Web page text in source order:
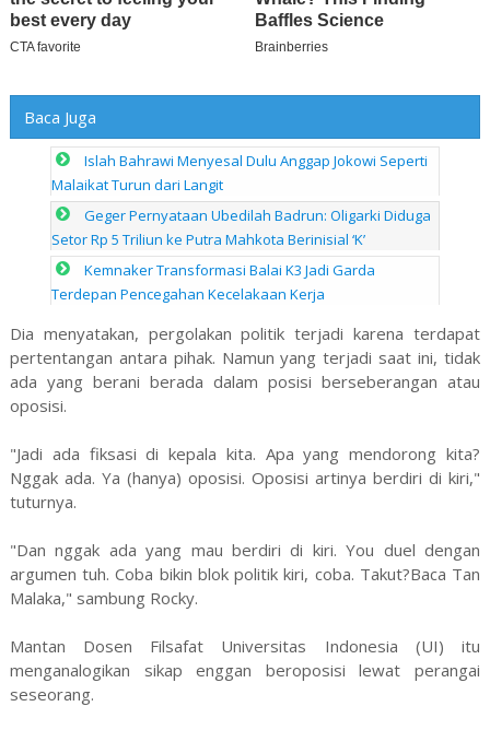
Baca Juga
Islah Bahrawi Menyesal Dulu Anggap Jokowi Seperti
Malaikat Turun dari Langit
Geger Pernyataan Ubedilah Badrun: Oligarki Diduga
Setor Rp 5 Triliun ke Putra Mahkota Berinisial ‘K’
Kemnaker Transformasi Balai K3 Jadi Garda
Terdepan Pencegahan Kecelakaan Kerja
Dia menyatakan, pergolakan politik terjadi karena terdapat
pertentangan antara pihak. Namun yang terjadi saat ini, tidak
ada yang berani berada dalam posisi berseberangan atau
oposisi.
"Jadi ada fiksasi di kepala kita. Apa yang mendorong kita?
Nggak ada. Ya (hanya) oposisi. Oposisi artinya berdiri di kiri,"
tuturnya.
"Dan nggak ada yang mau berdiri di kiri. You duel dengan
argumen tuh. Coba bikin blok politik kiri, coba. Takut?Baca Tan
Malaka," sambung Rocky.
Mantan Dosen Filsafat Universitas Indonesia (UI) itu
menganalogikan sikap enggan beroposisi lewat perangai
seseorang.